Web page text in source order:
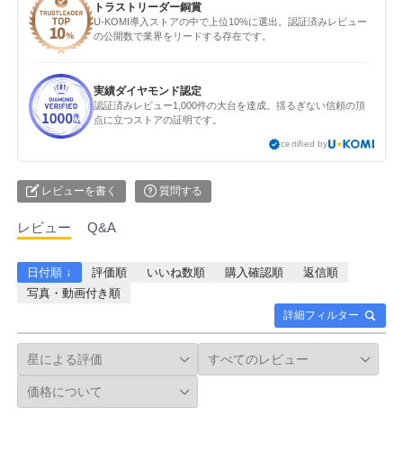
トラストリーダー銅賞
U-KOMI導入ストアの中で上位10%に選出。認証済みレビュー
の公開数で業界をリードする存在です。
実績ダイヤモンド認定
認証済みレビュー1,000件の大台を達成。揺るぎない信頼の頂
点に立つストアの証明です。
certified by
レビューを書く 質問する
レビュー Q&A
詳細フィルター
日付順 ↓ 評価順 いいね数順 購入確認順
返信順
写真・動画付き順